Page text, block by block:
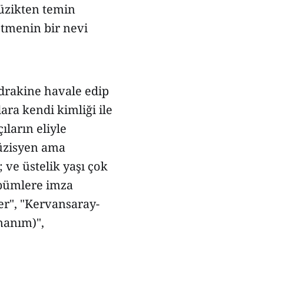
temin
bir nevi
havale edip
kendi kimliği ile
eliyle
ama
üstelik yaşı çok
imza
"Kervansaray-